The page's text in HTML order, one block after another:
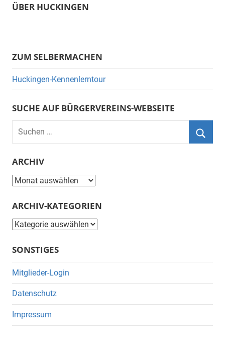
ÜBER HUCKINGEN
ZUM SELBERMACHEN
Huckingen-Kennenlerntour
SUCHE AUF BÜRGERVEREINS-WEBSEITE
Suchen
nach:
ARCHIV
Archiv
ARCHIV-KATEGORIEN
Archiv-
SONSTIGES
Mitglieder-Login
Datenschutz
Impressum